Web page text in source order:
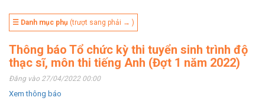
☰ Danh mục phụ (trượt sang phải → )
Thông báo Tổ chức kỳ thi tuyển sinh trình độ
thạc sĩ, môn thi tiếng Anh (Đợt 1 năm 2022)
Đăng vào 27/04/2022 00:00
Xem thông báo